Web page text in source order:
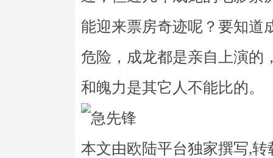
能迎来票房奇迹呢？要知道
危险，成龙都是亲自上演的
和魄力是其它人不能比的。
本文由欧陆平台独家撰写,转